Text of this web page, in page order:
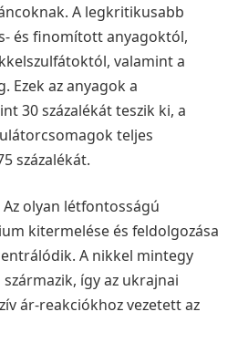
A legkritikusabb
és finomított anyagoktól,
valamint a
Ezek az anyagok a
30 százalékát teszik ki, a
teljes
százalékát.
olyan létfontosságú
kitermelése és feldolgozása
A nikkel mintegy
így az ukrajnai
ár-reakciókhoz vezetett az